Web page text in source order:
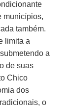
municípios,
também.
limita a
a
de suas
Chico
dos
o